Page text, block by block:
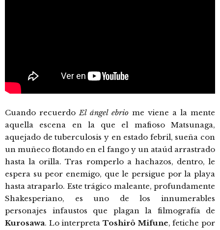
Cuando recuerdoEl ángel ebrio me viene a la mente
aquella escena en la que el mafioso Matsunaga,
aquejado de tuberculosis y en estado febril, sueña con
un muñeco flotando en el fango y un ataúd arrastrado
hasta la orilla. Tras romperlo a hachazos, dentro, le
espera su peor enemigo, que le persigue por la playa
hasta atraparlo. Este trágico maleante, profundamente
Shakesperiano, es uno de los innumerables
personajes infaustos que plagan la filmografía de
Kurosawa. Lo interpreta Toshirô Mifune, fetiche por